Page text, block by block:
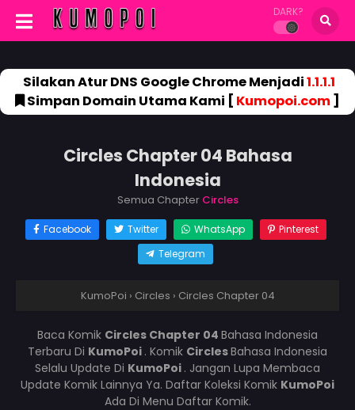
DARK?
Silakan Atur DNS Google Chrome Menjadi1.1.1.1
Simpan Domain Utama Kami [ Kumopoi.com]
Circles Chapter 04 Bahasa
Indonesia
Semua Chapter Circles
Facebook Twitter WhatsApp
Pinterest
Telegram
KumoPoi › Circles › Circles Chapter 04
Baca Komik Circles Chapter 04 Bahasa Indonesia
Terbaru Di KumoPoi . Komik CirclesBahasa Indonesia
Selalu Update Di KumoPoi . Jangan Lupa Membaca
Update Komik Lainnya Ya. Daftar Koleksi Komik KumoPoi
Ada Di Menu Daftar Komik.